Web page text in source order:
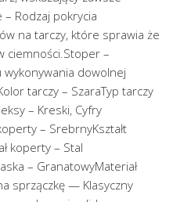
Rodzaj pokrycia
na tarczy, które sprawia że
ciemności.Stoper –
wykonywania dowolnej
tarczy – SzaraTyp tarczy
– Kreski, Cyfry
– SrebrnyKształt
koperty – Stal
– GranatowyMateriał
sprzączkę — Klasyczny